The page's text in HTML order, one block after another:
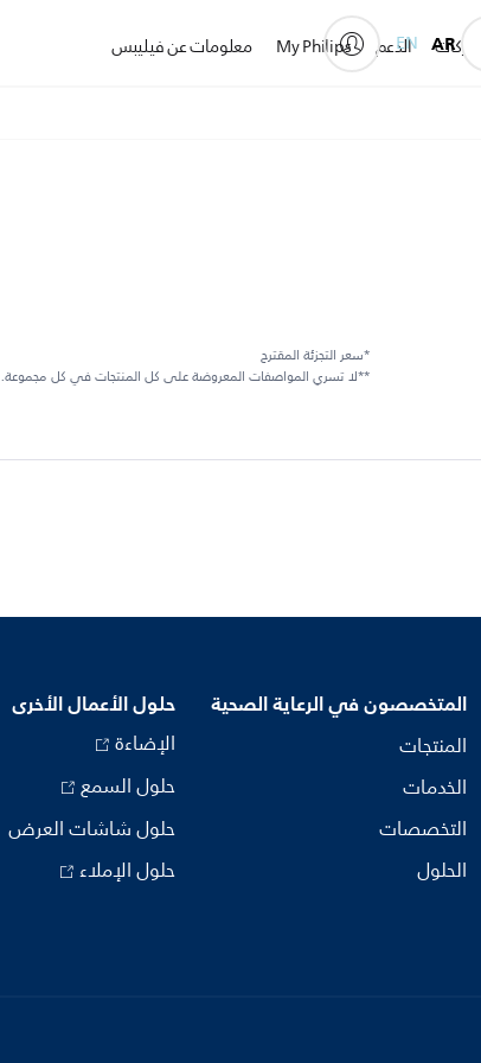
للشركات الدعم My Philips معلومات عن فيليبس AR
EN
*سعر التجزئة المقترح
**لا تسري المواصفات المعروضة على كل المنتجات في كل مجموعة.
المتخصصون في الرعاية الصحية
المنتجات
الخدمات
التخصصات
الحلول
حلول الأعمال الأخرى
الإضاءة
حلول السمع
حلول شاشات العرض
حلول الإملاء